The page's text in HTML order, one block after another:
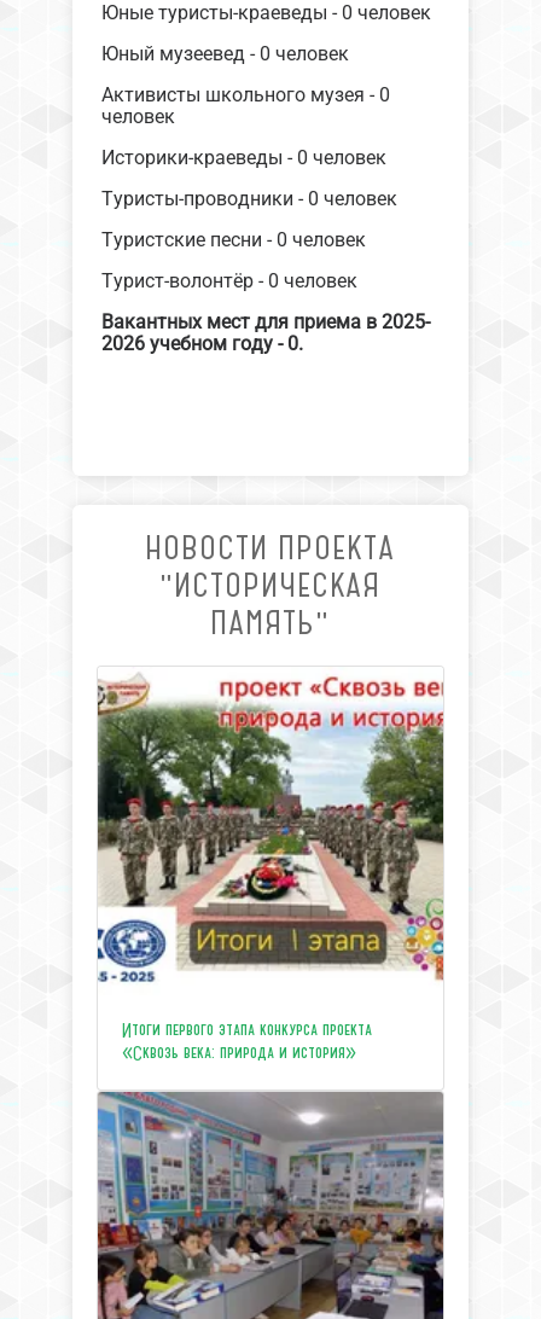
Юные туристы-краеведы - 0 человек
Юный музеевед - 0 человек
Активисты школьного музея - 0
человек
Историки-краеведы - 0 человек
Туристы-проводники - 0 человек
Туристские песни - 0 человек
Турист-волонтёр - 0 человек
Вакантных мест для приема в 2025-
2026 учебном году - 0.
НОВОСТИ ПРОЕКТА
"ИСТОРИЧЕСКАЯ
ПАМЯТЬ"
Итоги первого этапа конкурса проекта
«Сквозь века: природа и история»